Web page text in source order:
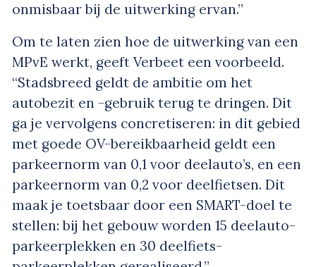
onmisbaar bij de uitwerking ervan.”
Om te laten zien hoe de uitwerking van een
MPvE werkt, geeft Verbeet een voorbeeld.
“Stadsbreed geldt de ambitie om het
autobezit en -gebruik terug te dringen. Dit
ga je vervolgens concretiseren: in dit gebied
met goede OV-bereikbaarheid geldt een
parkeernorm van 0,1 voor deelauto’s, en een
parkeernorm van 0,2 voor deelfietsen. Dit
maak je toetsbaar door een SMART-doel te
stellen: bij het gebouw worden 15 deelauto-
parkeerplekken en 30 deelfiets-